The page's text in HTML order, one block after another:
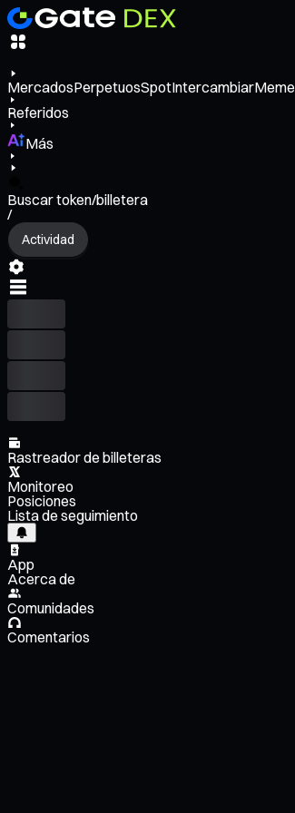
MercadosPerpetuosSpotIntercambiarMeme
Referidos
Más
Buscar token/billetera
/
Actividad
Rastreador de billeteras
Monitoreo
Posiciones
Lista de seguimiento
App
Acerca de
Comunidades
Comentarios